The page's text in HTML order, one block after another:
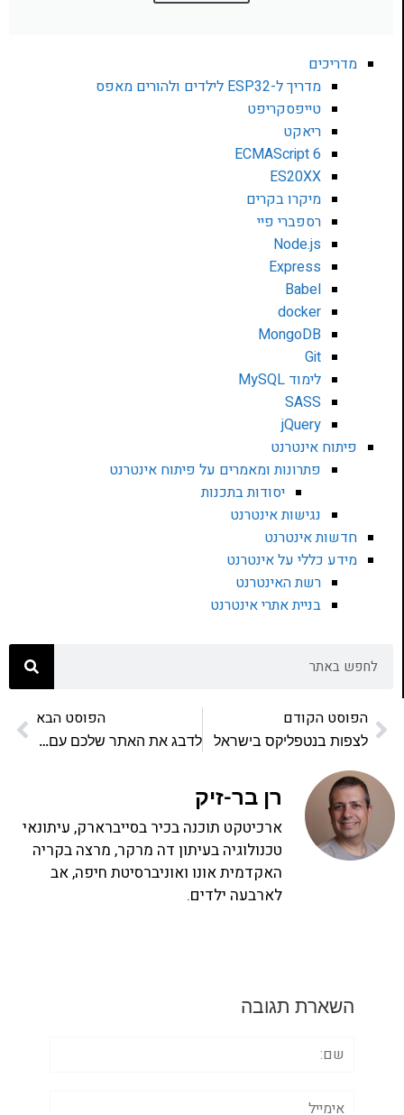
מדריכים
מדריך ל-ESP32 לילדים ולהורים מאפס
טייפסקריפט
ריאקט
ECMAScript 6
ES20XX
מיקרו בקרים
רספברי פיי
Node.js
Express
Babel
docker
MongoDB
Git
לימוד MySQL
SASS
jQuery
פיתוח אינטרנט
פתרונות ומאמרים על פיתוח אינטרנט
יסודות בתכנות
נגישות אינטרנט
חדשות אינטרנט
מידע כללי על אינטרנט
רשת האינטרנט
בניית אתרי אינטרנט
הפוסט הקודם
לצפות בנטפליקס בישראל
הפוסט הבא
לדבג את האתר שלכם עם אינטרנט אקספלורר
רן בר-זיק
ארכיטקט תוכנה בכיר בסייברארק, עיתונאי
טכנולוגיה בעיתון דה מרקר, מרצה בקריה
האקדמית אונו ואוניברסיטת חיפה, אב
לארבעה ילדים.
השארת תגובה